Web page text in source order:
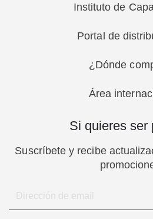
Instituto de
Portal de
¿Dónde
Área
Si quieres ser
Suscríbete y recibe